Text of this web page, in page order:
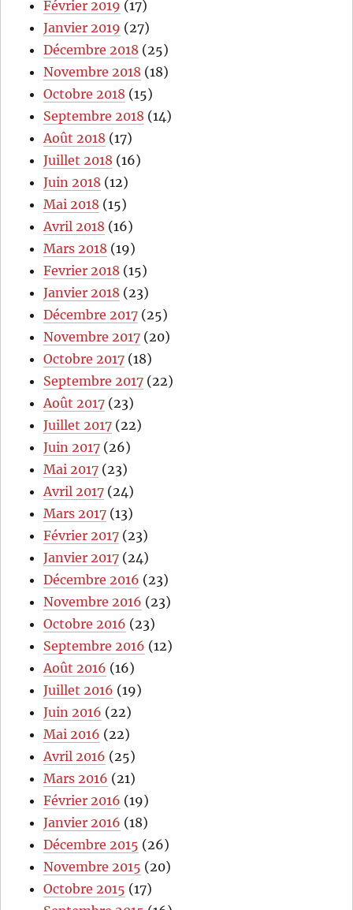
Février 2019 (17)
Janvier 2019 (27)
Décembre 2018 (25)
Novembre 2018 (18)
Octobre 2018 (15)
Septembre 2018 (14)
Août 2018 (17)
Juillet 2018 (16)
Juin 2018 (12)
Mai 2018 (15)
Avril 2018 (16)
Mars 2018 (19)
Fevrier 2018 (15)
Janvier 2018 (23)
Décembre 2017 (25)
Novembre 2017 (20)
Octobre 2017 (18)
Septembre 2017 (22)
Août 2017 (23)
Juillet 2017 (22)
Juin 2017 (26)
Mai 2017 (23)
Avril 2017 (24)
Mars 2017 (13)
Février 2017 (23)
Janvier 2017 (24)
Décembre 2016 (23)
Novembre 2016 (23)
Octobre 2016 (23)
Septembre 2016 (12)
Août 2016 (16)
Juillet 2016 (19)
Juin 2016 (22)
Mai 2016 (22)
Avril 2016 (25)
Mars 2016 (21)
Février 2016 (19)
Janvier 2016 (18)
Décembre 2015 (26)
Novembre 2015 (20)
Octobre 2015 (17)